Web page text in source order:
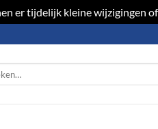
er tijdelijk kleine wijzigingen